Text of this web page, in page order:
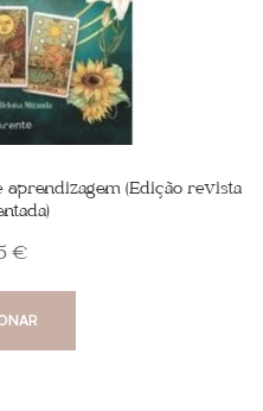
(Edição revista
€